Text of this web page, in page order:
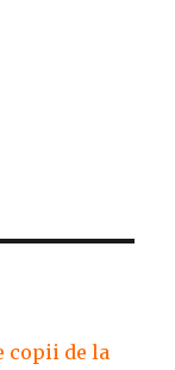
copii de la